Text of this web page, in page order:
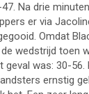
Na drie
er via
Omdat
wedstrijd toen
geval was: 30-
ernstig